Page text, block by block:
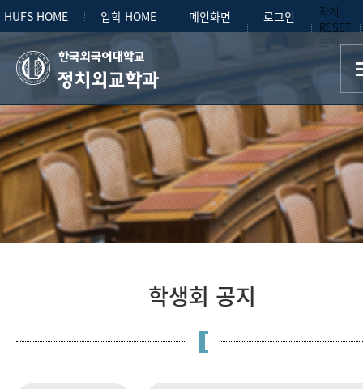
HUFS HOME 입학 HOME 메인화면 로그인
작게
RESET
크게
정치외교학과
학생회 공지